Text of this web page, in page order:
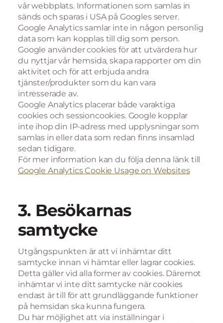
vår webbplats. Informationen som samlas in
sänds och sparas i USA på Googles server.
Google Analytics samlar inte in någon personlig
data som kan kopplas till dig som person.
Google använder cookies för att utvärdera hur
du nyttjar vår hemsida, skapa rapporter om din
aktivitet och för att erbjuda andra
tjänster/produkter som du kan vara
intresserade av.
Google Analytics placerar både varaktiga
cookies och sessioncookies. Google kopplar
inte ihop din IP-adress med upplysningar som
samlas in eller data som redan finns insamlad
sedan tidigare.
För mer information kan du följa denna länk till
Google Analytics Cookie Usage on Websites
3. Besökarnas
samtycke
Utgångspunkten är att vi inhämtar ditt
samtycke innan vi hämtar eller lagrar cookies.
Detta gäller vid alla former av cookies. Däremot
inhämtar vi inte ditt samtycke när cookies
endast är till för att grundläggande funktioner
på hemsidan ska kunna fungera.
Du har möjlighet att via inställningar i